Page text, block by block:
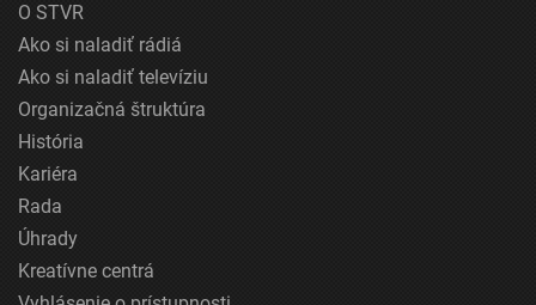
O STVR
Ako si naladiť rádiá
Ako si naladiť televíziu
Organizačná štruktúra
História
Kariéra
Rada
Úhrady
Kreatívne centrá